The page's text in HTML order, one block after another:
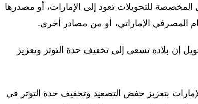
المخصصة للتحويلات تعود إلى الإمارات، أو مصدرها
المصرفي الإماراتي، أو من مصادر أخرى.
إن بلاده تسعى إلى تخفيف حدة التوتر وتعزيز
بتعزيز خفض التصعيد وتخفيف حدة التوتر في